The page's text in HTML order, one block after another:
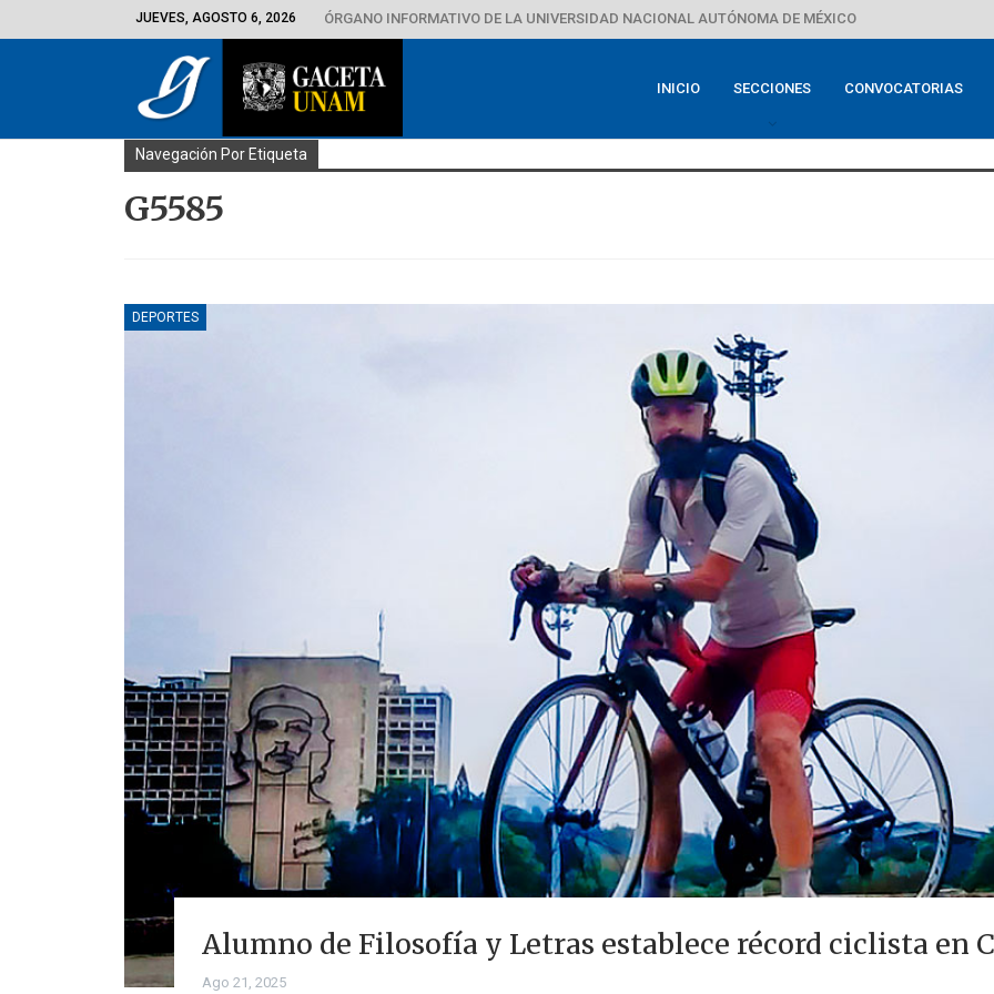
JUEVES, AGOSTO 6, 2026 ÓRGANO INFORMATIVO DE LA UNIVERSIDAD NACIONAL AUTÓNOMA DE MÉXICO
INICIO SECCIONES CONVOCATORIAS
Navegación Por Etiqueta
G5585
DEPORTES
Alumno de Filosofía y Letras establece récord ciclista en
Ago 21, 2025